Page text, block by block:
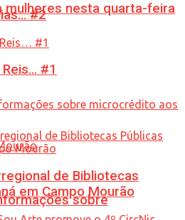
mulheres nesta quarta-feira
sobre
#2
#1
de Bibliotecas
em Campo Mourão